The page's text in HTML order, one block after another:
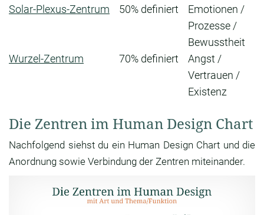
Solar-Plexus-Zentrum
50% definiert
Emotionen /
Prozesse /
Bewusstheit
Wurzel-Zentrum
70% definiert
Angst /
Vertrauen /
Existenz
Die Zentren im Human Design Chart
Nachfolgend siehst du ein Human Design Chart und die
Anordnung sowie Verbindung der Zentren miteinander.